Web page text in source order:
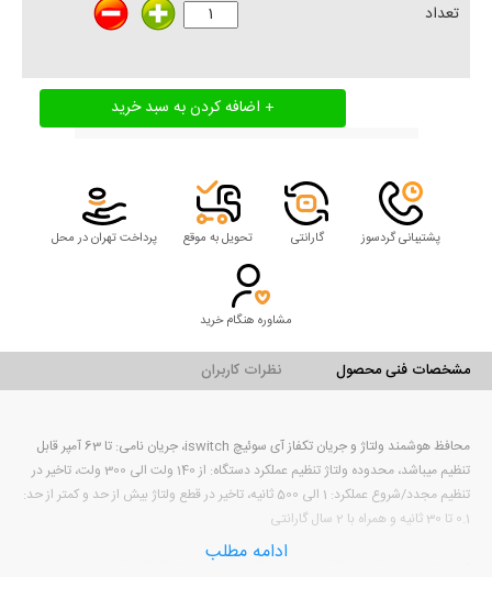
تعداد
پشتیبانی گردسوز گارانتی تحویل به موقع پرداخت تهران در محل
مشاوره هنگام خرید
مشخصات فنی محصول نظرات کاربران
محافظ هوشمند ولتاژ و جریان تکفاز آی سوئیچ iswitch، جریان نامی: تا 63 آمپر قابل
تنظیم میباشد، محدوده ولتاژ تنظیم عملکرد دستگاه: از 140 ولت الی 300 ولت، تاخیر در
تنظیم مجدد/شروع عملکرد: 1 الی 500 ثانیه، تاخیر در قطع ولتاژ بیش از حد و کمتر از حد:
0.1 تا 30 ثانیه و همراه با 2 سال گارانتی
محافظ هوشمند ولتاژ و جریان تکفاز آی سوئیچ iswitch
ادامه مطلب